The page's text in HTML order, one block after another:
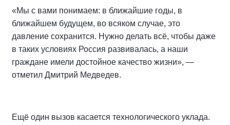
«Мы с вами понимаем: в ближайшие годы, в
ближайшем будущем, во всяком случае, это
давление сохранится. Нужно делать всё, чтобы даже
в таких условиях Россия развивалась, а наши
граждане имели достойное качество жизни», —
отметил Дмитрий Медведев.
Ещё один вызов касается технологического уклада.